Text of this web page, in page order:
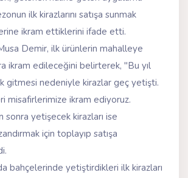
ilk kirazlarını satışa sunmak
ikram ettiklerini ifade etti.
Demir, ilk ürünlerin mahalleye
ikram edileceğini belirterek, "Bu yıl
gitmesi nedeniyle kirazlar geç yetişti.
misafirlerimize ikram ediyoruz.
sonra yetişecek kirazları ise
için toplayıp satışa
bahçelerinde yetiştirdikleri ilk kirazları